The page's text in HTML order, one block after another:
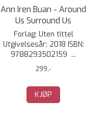
Ann Iren Buan - Around
Us Surround Us
Forlag: Uten tittel
Utgivelsesår: 2018 ISBN:
9788293502159 ...
299,-
KJØP